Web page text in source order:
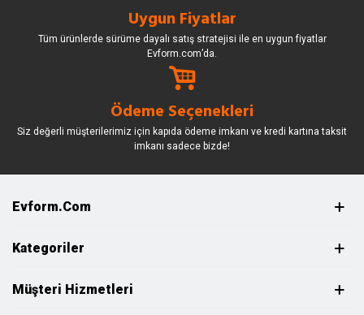
Uygun Fiyatlar
Tüm ürünlerde sürüme dayalı satış stratejisi ile en uygun fiyatlar
Evform.com’da.
Ödeme Seçenekleri
Siz değerli müşterilerimiz için kapıda ödeme imkanı ve kredi kartına taksit
imkanı sadece bizde!
Evform.com
Kategoriler
Müşteri Hizmetleri